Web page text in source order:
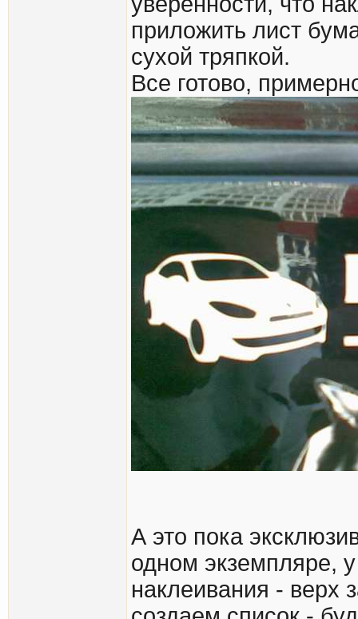
приложить лист
сухой тряпкой.
Все готово,
А это пока
одном экземпляре,
наклеивания - верх